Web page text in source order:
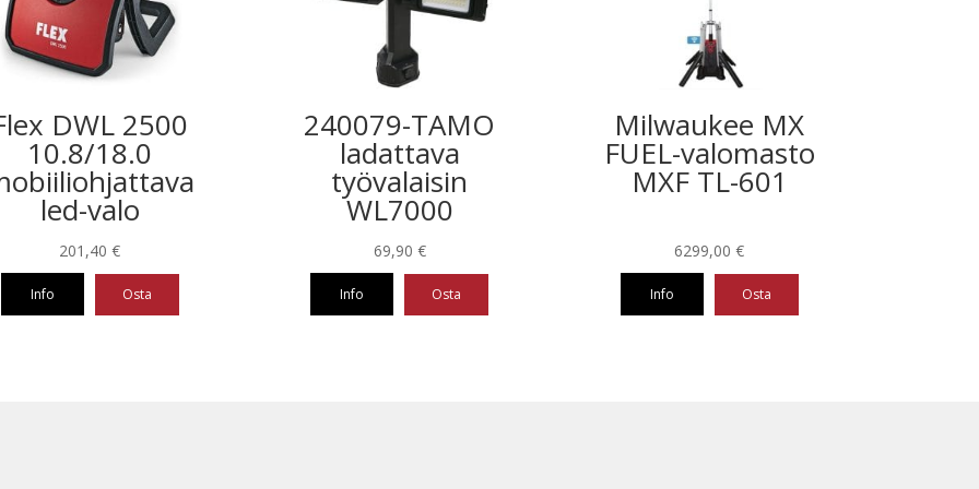
DWL 2500
10.8/18.0
led-valo
201,40€
Info Osta
240079-TAMO
ladattava
työvalaisin
WL7000
69,90 €
Info Osta
Milwaukee MX
FUEL-valomasto
MXF TL-601
6299,00€
Info Osta